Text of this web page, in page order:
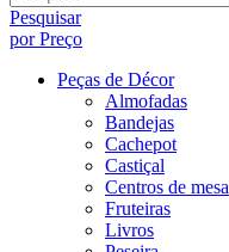
Pesquisar
por Preço
Peças de Décor
Almofadas
Bandejas
Cachepot
Castiçal
Centros de mesa
Fruteiras
Livros